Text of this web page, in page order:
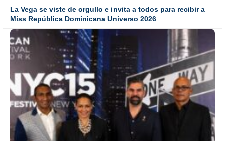
La Vega se viste de orgullo e invita a todos para recibir a
Miss República Dominicana Universo 2026